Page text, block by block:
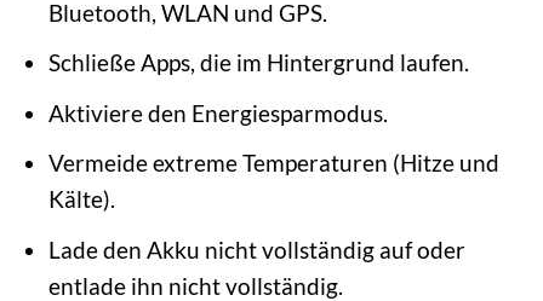
Bluetooth, WLAN und GPS.
Schließe Apps, die im Hintergrund laufen.
Aktiviere den Energiesparmodus.
Vermeide extreme Temperaturen (Hitze und
Kälte).
Lade den Akku nicht vollständig auf oder
entlade ihn nicht vollständig.